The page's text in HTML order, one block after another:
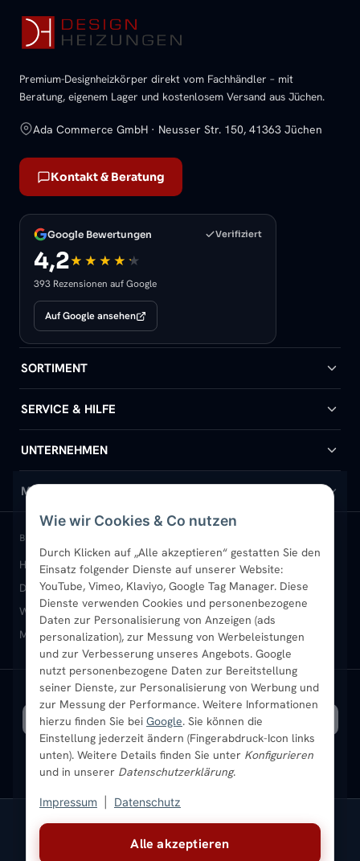
Alle akzeptieren
Wie wir Cookies & Co nutzen
Durch Klicken auf „Alle akzeptieren“ gestatten Sie den
Einsatz folgender Dienste auf unserer Website:
YouTube, Vimeo, Klaviyo, Google Tag Manager. Diese
Dienste verwenden Cookies und personenbezogene
Daten zur Personalisierung von Anzeigen (ads
personalization), zur Messung von Werbeleistungen
und zur Verbesserung unseres Angebots. Google
nutzt personenbezogene Daten zur Bereitstellung
seiner Dienste, zur Personalisierung von Werbung und
zur Messung der Performance. Weitere Informationen
hierzu finden Sie bei Google. Sie können die
Einstellung jederzeit ändern (Fingerabdruck-Icon links
unten). Weitere Details finden Sie unter Konfigurieren
und in unserer Datenschutzerklärung.
Impressum Datenschutz
Premium-Designheizkörper direkt vom Fachhändler – mit
Beratung, eigenem Lager und kostenlosem Versand aus Jüchen.
Ada Commerce GmbH · Neusser Str. 150, 41363 Jüchen
Kontakt & Beratung
Google Bewertungen Verifiziert
4,2
393 Rezensionen auf Google
Auf Google ansehen
SORTIMENT
Badheizkörper
Handtuchheizkörper
Design-Heizkörper
Paneelheizkörper
Vertikal-Heizkörper
Heizkörper-Zubehör
SERVICE & HILFE
Hilfe & Kontakt
Versand & Lieferung
Rückgabe & Widerruf
Garantie & Gewährleistung
Montageservice vor Ort
Sendung verfolgen
UNTERNEHMEN
Wir über uns
Standort & Abholung Jüchen
B2B-Kunden
Karriere
Ratgeber
Bestpreisgarantie
MEIN KONTO
Anmelden / Mein Konto
Merkliste
Newsletter
Aktuelle Angebote
BELIEBTE KATEGORIEN
Heizkörper kaufenBadheizkörperHandtuchheizkörper
Design-HeizkörperPaneelheizkörperVertikal-Heizkörper
Wandheizkörper Wohnraum-Heizkörper Badheizkörper Schwarz
Mischbetrieb-HeizkörperHeizkörper-ZubehörAktuelle Angebote
VERSAND MIT